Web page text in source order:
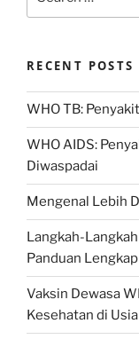
for:
RECENT POSTS
WHO TB:
WHO AIDS:
Diwaspadai
Mengenal Lebih
Langkah-
Panduan Lengkap
Vaksin Dewasa
Kesehatan di